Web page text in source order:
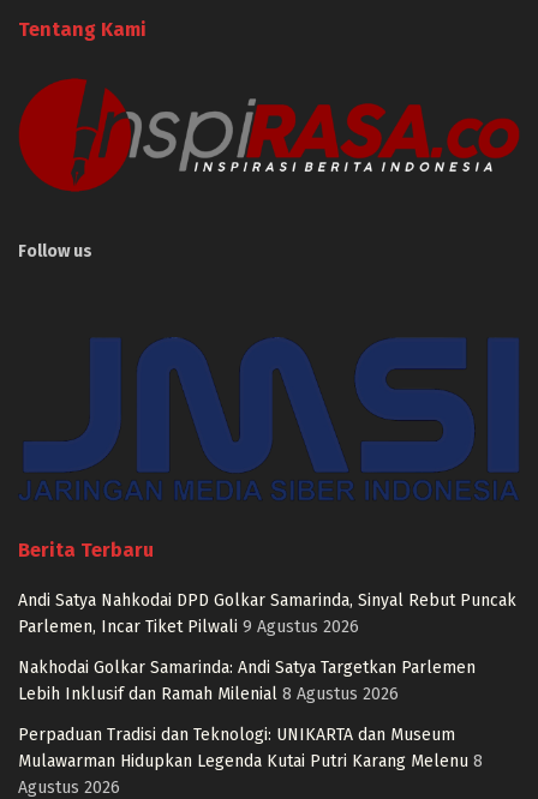
Tentang Kami
Follow us
Berita Terbaru
Andi Satya Nahkodai DPD Golkar Samarinda, Sinyal Rebut Puncak
Parlemen, Incar Tiket Pilwali 9 Agustus 2026
Nakhodai Golkar Samarinda: Andi Satya Targetkan Parlemen
Lebih Inklusif dan Ramah Milenial 8 Agustus 2026
Perpaduan Tradisi dan Teknologi: UNIKARTA dan Museum
Mulawarman Hidupkan Legenda Kutai Putri Karang Melenu 8
Agustus 2026